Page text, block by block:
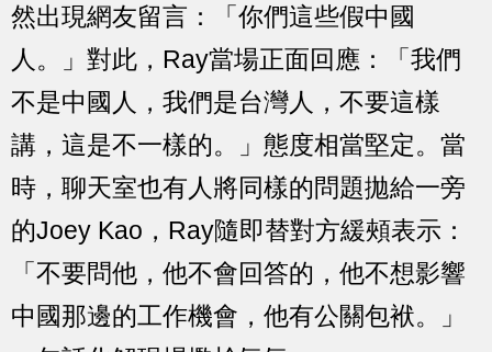
然出現網友留言：「你們這些假中國
人。」對此，Ray當場正面回應：「我們
不是中國人，我們是台灣人，不要這樣
講，這是不一樣的。」態度相當堅定。當
時，聊天室也有人將同樣的問題拋給一旁
的Joey Kao，Ray隨即替對方緩頰表示：
「不要問他，他不會回答的，他不想影響
中國那邊的工作機會，他有公關包袱。」